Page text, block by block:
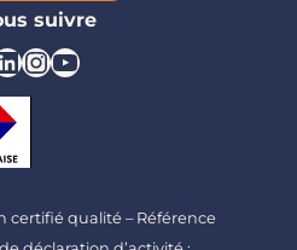
suivre
qualité – Référence